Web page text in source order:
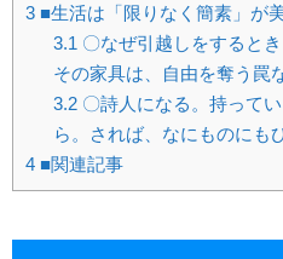
3 ■生活は「限りなく簡素」が
3.1 〇なぜ引越しをすると
その家具は、自由を奪う罠
3.2〇詩人になる。持って
ら。されば、なにものにも
4 ■関連記事